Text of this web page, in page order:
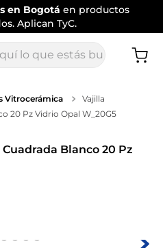
en Bogotá en productos
Aplican TyC.
que estás buscando
Vitrocerámica
Vajilla
20 Pz Vidrio Opal W_20G5
Blanco 20 Pz